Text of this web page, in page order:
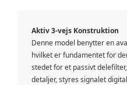
Aktiv 3-vejs Konstruktion
Denne model benytter en
hvilket er fundamentet for
stedet for et passivt
detaljer, styres signalet